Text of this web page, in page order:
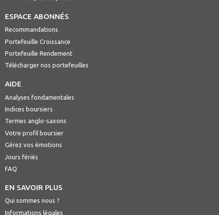
ESPACE ABONNÉS
Recommandations
Portefeuille Croissance
Portefeuille Rendement
Télécharger nos portefeuilles
AIDE
Analyses fondamentales
Indices boursiers
Termes anglo-saxons
Votre profil boursier
Gérez vos émotions
Jours fériés
FAQ
EN SAVOIR PLUS
Qui sommes nous ?
Informations légales